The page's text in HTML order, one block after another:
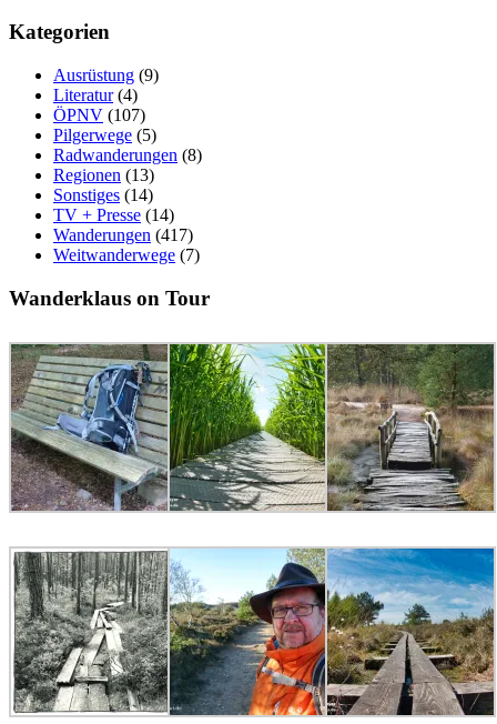
Kategorien
Ausrüstung (9)
Literatur(4)
ÖPNV (107)
Pilgerwege (5)
Radwanderungen (8)
Regionen (13)
Sonstiges (14)
TV + Presse (14)
Wanderungen (417)
Weitwanderwege (7)
Wanderklaus on Tour